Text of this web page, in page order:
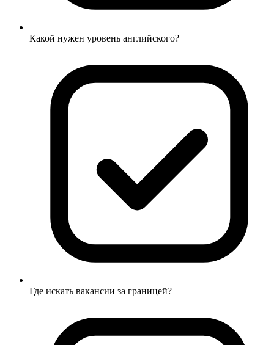
Какой нужен уровень английского?
Где искать вакансии за границей?